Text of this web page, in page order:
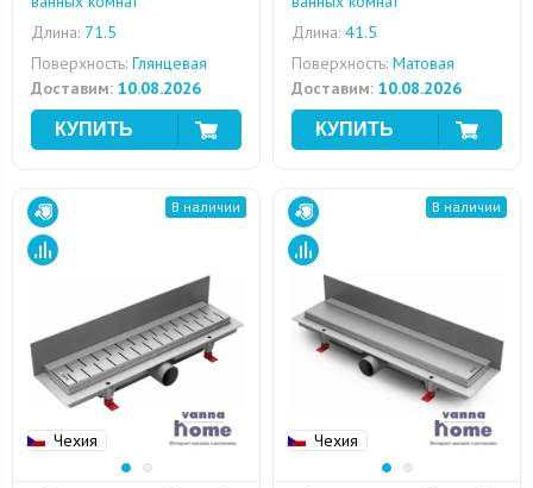
Длина: 71.5
Поверхность: Глянцевая
Доставим: 10.08.2026
Длина: 41.5
Поверхность: Матовая
Доставим: 10.08.2026
Чехия
В наличии
Чехия
В наличии